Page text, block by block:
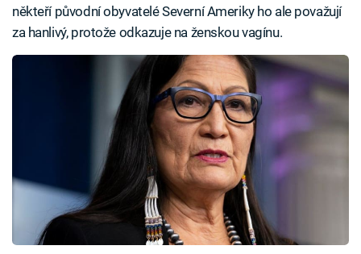
někteří původní obyvatelé Severní Ameriky ho ale považují
za hanlivý, protože odkazuje na ženskou vagínu.